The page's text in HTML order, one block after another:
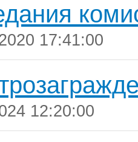
17:41:00
12:20:00